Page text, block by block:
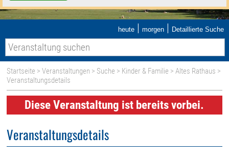
heute | morgen | Detaillierte Suche
Startseite >Veranstaltungen > Suche > Kinder & Familie >Altes Rathaus >
Veranstaltungsdetails
Diese Veranstaltung ist bereits vorbei.
Veranstaltungsdetails